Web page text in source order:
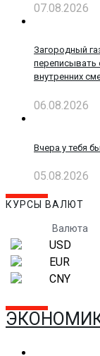
07.08.2026
Загородный
переписывать
внутренних
06.08.2026
Вчера у тебя
05.08.2026
КУРСЫ ВАЛЮТ
Валюта
USD
EUR
CNY